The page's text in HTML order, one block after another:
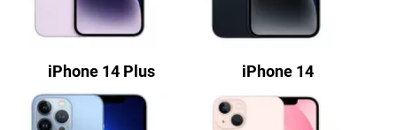
iPhone 14 Plus iPhone 14